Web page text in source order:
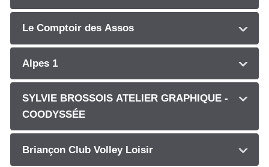
Le Comptoir des Assos
Alpes 1
SYLVIE BROSSOIS ATELIER GRAPHIQUE -
COODYSSÉE
Briançon Club Volley Loisir